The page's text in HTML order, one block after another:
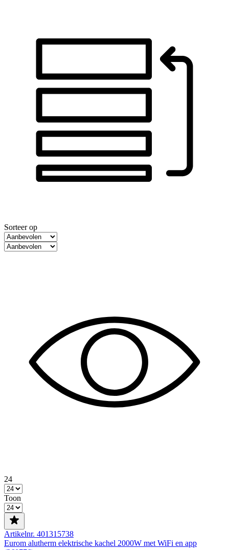
Sorteer op
24
Toon
Artikelnr. 401315738
Eurom alutherm elektrische kachel 2000W met WiFi en app